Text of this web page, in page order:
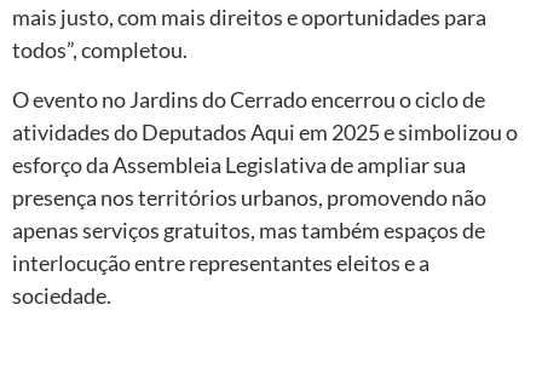
mais justo, com mais direitos e oportunidades para
todos”, completou.
O evento no Jardins do Cerrado encerrou o ciclo de
atividades do Deputados Aqui em 2025 e simbolizou o
esforço da Assembleia Legislativa de ampliar sua
presença nos territórios urbanos, promovendo não
apenas serviços gratuitos, mas também espaços de
interlocução entre representantes eleitos e a
sociedade.